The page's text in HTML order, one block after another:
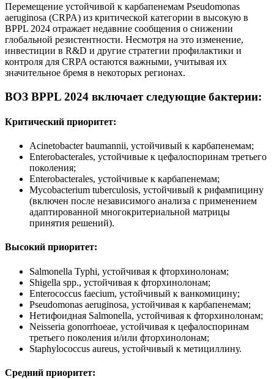
Перемещение устойчивой к карбапенемам Pseudomonas
aeruginosa (CRPA) из критической категории в высокую в
BPPL 2024 отражает недавние сообщения о снижении
глобальной резистентности. Несмотря на это изменение,
инвестиции в R&D и другие стратегии профилактики и
контроля для CRPA остаются важными, учитывая их
значительное бремя в некоторых регионах.
ВОЗ BPPL 2024 включает следующие бактерии:
Критический приоритет:
Acinetobacter baumannii, устойчивый к карбапенемам;
Enterobacterales, устойчивые к цефалоспоринам третьего
поколения;
Enterobacterales, устойчивые к карбапенемам;
Mycobacterium tuberculosis, устойчивый к рифампицину
(включен после независимого анализа с применением
адаптированной многокритериальной матрицы
принятия решений).
Высокий приоритет:
Salmonella Typhi, устойчивая к фторхинолонам;
Shigella spp., устойчивая к фторхинолонам;
Enterococcus faecium, устойчивый к ванкомицину;
Pseudomonas aeruginosa, устойчивая к карбапенемам;
Нетифоидная Salmonella, устойчивая к фторхинолонам;
Neisseria gonorrhoeae, устойчивая к цефалоспоринам
третьего поколения и/или фторхинолонам;
Staphylococcus aureus, устойчивый к метициллину.
Средний приоритет: